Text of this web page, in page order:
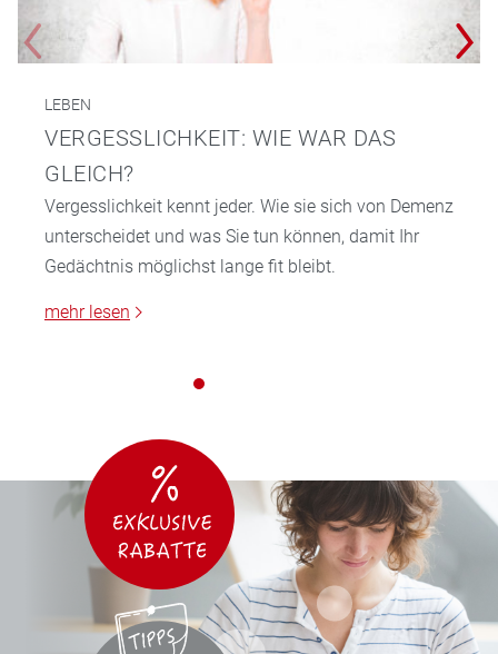
LEBEN
VERGESSLICHKEIT: WIE WAR DAS
GLEICH?
Vergesslichkeit kennt jeder. Wie sie sich von Demenz
unterscheidet und was Sie tun können, damit Ihr
Gedächtnis möglichst lange fit bleibt.
mehr lesen